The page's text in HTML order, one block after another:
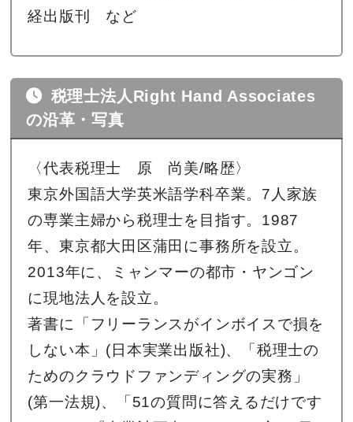
経出版刊 など
税理士法人Right Hand Associates
の沿革・写真
〈代表税理士 原 尚美/略歴〉
東京外国語大学英米語学科卒業。7人家族
の専業主婦から税理士を目指す。1987
年、東京都大田区蒲田に事務所を設立。
2013年に、ミャンマーの都市・ヤンゴン
に現地法人を設立。
著書に「フリーランスがインボイスで損を
しない本」(日本実業出版社)、「税理士の
ためのクラウドファンディングの実務」
(第一法規)、「51の質問に答えるだけです